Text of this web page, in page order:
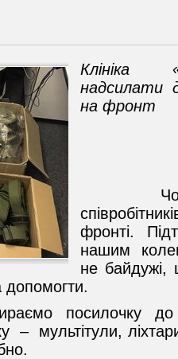
Клініка
надсилати
на фронт
фронті.
нашим
не
допомогти.
посилочку до
– мультітули,